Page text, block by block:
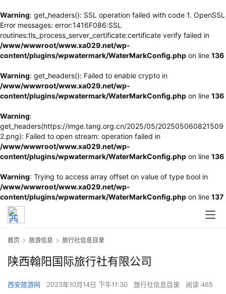
Warning: get_headers(): SSL operation failed with code 1. OpenSSL
Error messages: error:1416F086:SSL
routines:tls_process_server_certificate:certificate verify failed in
/www/wwwroot/www.xa029.net/wp-
content/plugins/wpwatermark/WaterMarkConfig.php on line 136
Warning: get_headers(): Failed to enable crypto in
/www/wwwroot/www.xa029.net/wp-
content/plugins/wpwatermark/WaterMarkConfig.php on line 136
Warning:
get_headers(https://imge.tang.org.cn/2025/05/202505060821509
2.png): Failed to open stream: operation failed in
/www/wwwroot/www.xa029.net/wp-
content/plugins/wpwatermark/WaterMarkConfig.php on line 136
Warning: Trying to access array offset on value of type bool in
/www/wwwroot/www.xa029.net/wp-
content/plugins/wpwatermark/WaterMarkConfig.php on line 137
首页 旅游信息 旅行社信息目录
陕西翰阳国际旅行社有限公司
西安旅游网 2023年10月14日 下午11:30 旅行社信息目录 阅读 465